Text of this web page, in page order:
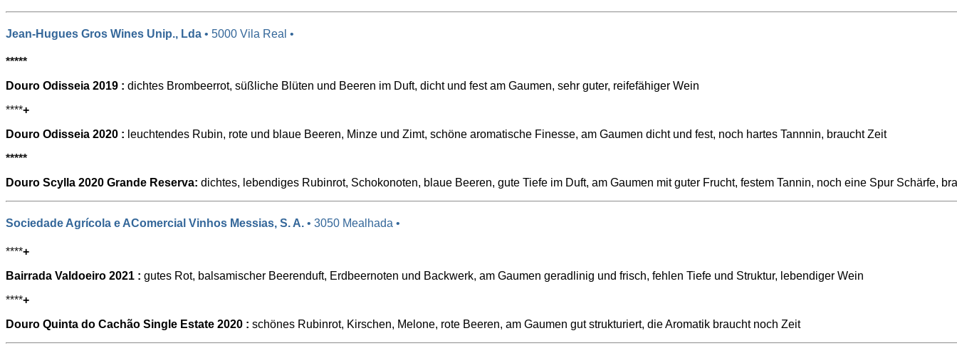
Jean-Hugues Gros Wines Unip., Lda • 5000 Vila Real •
*****
Douro Odisseia 2019 : dichtes Brombeerrot, süßliche Blüten und Beeren im Duft, dicht und fest am Gaumen, sehr guter, reifefähiger Wein
****+
Douro Odisseia 2020 : leuchtendes Rubin, rote und blaue Beeren, Minze und Zimt, schöne aromatische Finesse, am Gaumen dicht und fest, noch hartes Tannnin, braucht Zeit
*****
Douro Scylla 2020 Grande Reserva: dichtes, lebendiges Rubinrot, Schokonoten, blaue Beeren, gute Tiefe im Duft, am Gaumen mit guter Frucht, festem Tannin, noch eine Spur Schärfe,
Sociedade Agrícola e AComercial Vinhos Messias, S. A. • 3050 Mealhada •
****+
Bairrada Valdoeiro 2021 : gutes Rot, balsamischer Beerenduft, Erdbeernoten und Backwerk, am Gaumen geradlinig und frisch, fehlen Tiefe und Struktur, lebendiger Wein
****+
Douro Quinta do Cachão Single Estate 2020 : schönes Rubinrot, Kirschen, Melone, rote Beeren, am Gaumen gut strukturiert, die Aromatik braucht noch Zeit